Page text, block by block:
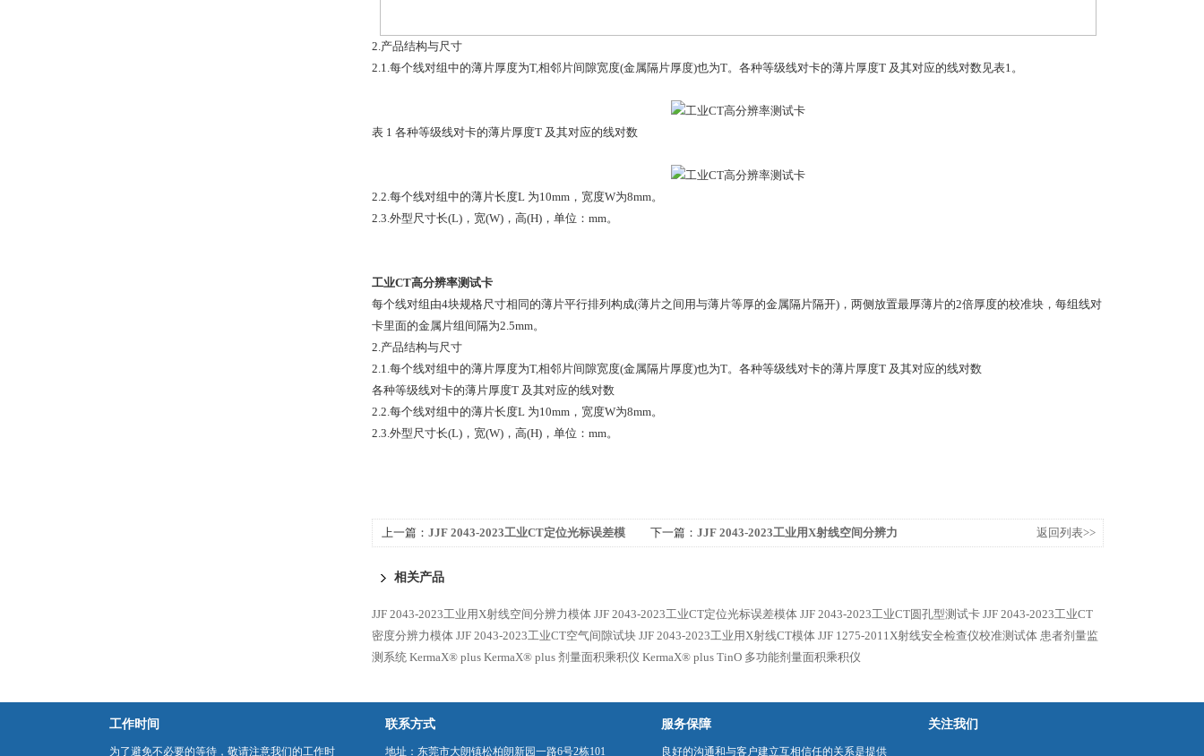
2.产品结构与尺寸
2.1.每个线对组中的薄片厚度为T,相邻片间隙宽度(金属隔片厚度)也为T。各种等级线对卡的薄片厚度T 及其对应的线对数见表1。
表 1 各种等级线对卡的薄片厚度T 及其对应的线对数
2.2.每个线对组中的薄片长度L 为10mm，宽度W为8mm。
2.3.外型尺寸长(L)，宽(W)，高(H)，单位：mm。
工业CT高分辨率测试卡
每个线对组由4块规格尺寸相同的薄片平行排列构成(薄片之间用与薄片等厚的金属隔片隔开)，两侧放置最厚薄片的2倍厚度的校准块，每组线对
卡里面的金属片组间隔为2.5mm。
2.产品结构与尺寸
2.1.每个线对组中的薄片厚度为T,相邻片间隙宽度(金属隔片厚度)也为T。各种等级线对卡的薄片厚度T 及其对应的线对数
各种等级线对卡的薄片厚度T 及其对应的线对数
2.2.每个线对组中的薄片长度L 为10mm，宽度W为8mm。
2.3.外型尺寸长(L)，宽(W)，高(H)，单位：mm。
上一篇： JJF 2043-2023工业CT定位光标误差模
下一篇： JJF 2043-2023工业用X射线空间分辨力
返回列表>>
相关产品
JJF 2043-2023工业用X射线空间分辨力模体 JJF 2043-2023工业CT定位光标误差模体 JJF 2043-2023工业CT圆孔型测试卡 JJF 2043-2023工业CT
密度分辨力模体 JJF 2043-2023工业CT空气间隙试块 JJF 2043-2023工业用X射线CT模体 JJF 1275-2011X射线安全检查仪校准测试体 患者剂量监
测系统 KermaX® plus KermaX® plus 剂量面积乘积仪 KermaX® plus TinO 多功能剂量面积乘积仪
工作时间
为了避免不必要的等待，敬请注意我们的工作时
联系方式
地址：东莞市大朗镇松柏朗新园一路6号2栋101
服务保障
良好的沟通和与客户建立互相信任的关系是提供
关注我们